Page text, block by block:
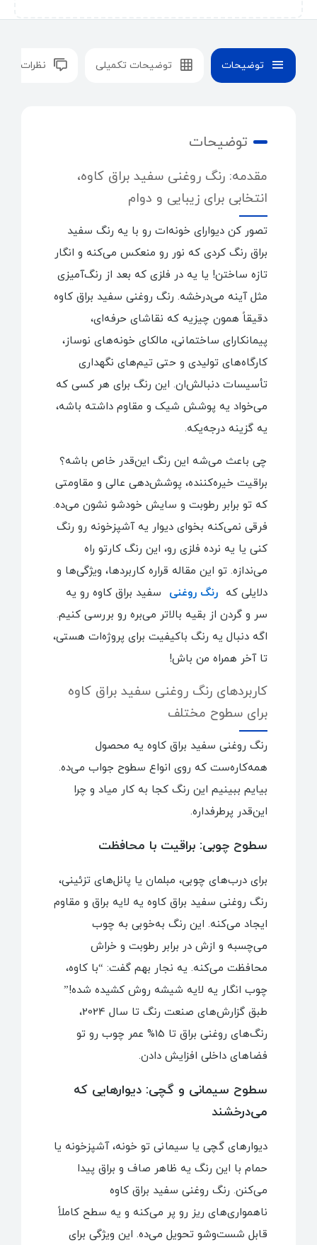
توضیحات توضیحات تکمیلی نظرات (0)
توضیحات
مقدمه: رنگ روغنی سفید براق کاوه،
انتخابی برای زیبایی و دوام
تصور کن دیوارای خونه‌ات رو با یه رنگ سفید
براق رنگ کردی که نور رو منعکس می‌کنه و انگار
تازه ساختن! یا یه در فلزی که بعد از رنگ‌آمیزی
مثل آینه می‌درخشه. رنگ روغنی سفید براق کاوه
دقیقاً همون چیزیه که نقاشای حرفه‌ای،
پیمانکارای ساختمانی، مالکای خونه‌های نوساز،
کارگاه‌های تولیدی و حتی تیم‌های نگهداری
تأسیسات دنبالش‌ان. این رنگ برای هر کسی که
می‌خواد یه پوشش شیک و مقاوم داشته باشه،
یه گزینه درجه‌یکه.
چی باعث می‌شه این رنگ این‌قدر خاص باشه؟
براقیت خیره‌کننده، پوشش‌دهی عالی و مقاومتی
که تو برابر رطوبت و سایش خودشو نشون می‌ده.
فرقی نمی‌کنه بخوای دیوار یه آشپزخونه رو رنگ
کنی یا یه نرده فلزی رو، این رنگ کارتو راه
می‌ندازه. تو این مقاله قراره کاربردها، ویژگی‌ها و
دلایلی که رنگ روغنی
سفید براق کاوه رو یه
سر و گردن از بقیه بالاتر می‌بره رو بررسی کنیم.
اگه دنبال یه رنگ باکیفیت برای پروژه‌ات هستی،
تا آخر همراه من باش!
کاربردهای رنگ روغنی سفید براق کاوه
برای سطوح مختلف
رنگ روغنی سفید براق کاوه یه محصول
همه‌کاره‌ست که روی انواع سطوح جواب می‌ده.
بیایم ببینیم این رنگ کجا به کار میاد و چرا
این‌قدر پرطرفداره.
سطوح چوبی: براقیت با محافظت
برای درب‌های چوبی، مبلمان یا پانل‌های تزئینی،
رنگ روغنی سفید براق کاوه یه لایه براق و مقاوم
ایجاد می‌کنه. این رنگ به‌خوبی به چوب
می‌چسبه و ازش در برابر رطوبت و خراش
محافظت می‌کنه. یه نجار بهم گفت: “با کاوه،
چوب انگار یه لایه شیشه روش کشیده شده!”
طبق گزارش‌های صنعت رنگ تا سال 2024،
رنگ‌های روغنی براق تا 15% عمر چوب رو تو
فضاهای داخلی افزایش دادن.
سطوح سیمانی و گچی: دیوارهایی که
می‌درخشند
دیوارهای گچی یا سیمانی تو خونه، آشپزخونه یا
حمام با این رنگ یه ظاهر صاف و براق پیدا
می‌کنن. رنگ روغنی سفید براق کاوه
ناهمواری‌های ریز رو پر می‌کنه و یه سطح کاملاً
قابل شست‌وشو تحویل می‌ده. این ویژگی برای